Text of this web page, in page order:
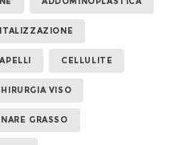
CELLULITE
VISO
GRASSO